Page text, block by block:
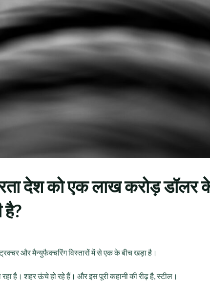
देश को एक लाख करोड़ डॉलर
और मैन्युफैक्चरिंग विस्तारों में से एक के बीच खड़ा है।
है। शहर ऊंचे हो रहे हैं। और इस पूरी कहानी की रीढ़ है, स्टील।